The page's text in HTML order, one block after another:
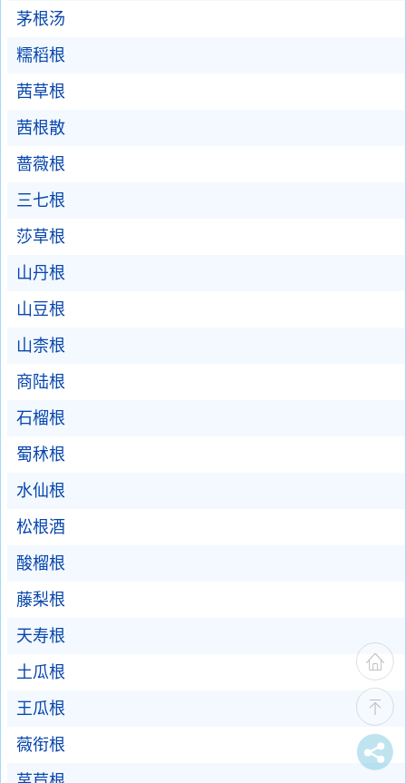
茅根汤
糯稻根
茜草根
茜根散
蔷薇根
三七根
莎草根
山丹根
山豆根
山柰根
商陆根
石榴根
蜀秫根
水仙根
松根酒
酸榴根
藤梨根
天寿根
土瓜根
王瓜根
薇衔根